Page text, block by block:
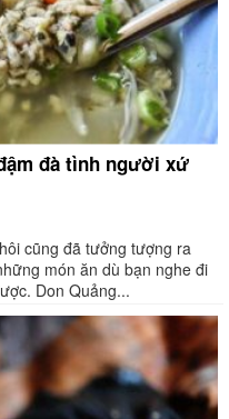
đà tình người xứ
cũng đã tưởng tượng ra
món ăn dù bạn nghe đi
Don Quảng...